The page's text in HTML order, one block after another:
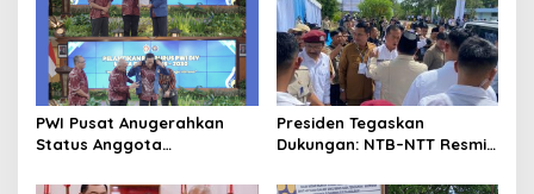
PWI Pusat Anugerahkan
Status Anggota
Sultan HB X
Presiden Tegaskan
Dukungan: NTB–NTT Resmi
Rumah PON XXII 2028